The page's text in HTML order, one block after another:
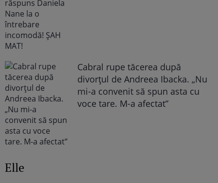
Cabral rupe tăcerea după
divorțul de Andreea Ibacka. „Nu
mi-a convenit să spun asta cu
voce tare. M-a afectat”
Elle